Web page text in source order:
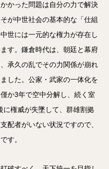
かった問題は自分の力で解決
が中世社会の基本的な「仕組
世には一元的な権力が存在し
す。鎌倉時代は、朝廷と幕府
承久の乱でその力関係が崩れ
した。公家・武家の一体化を
か3年で空中分解し、続く室
権威が失墜して、群雄割拠
配者がいない状況ですので、
す。